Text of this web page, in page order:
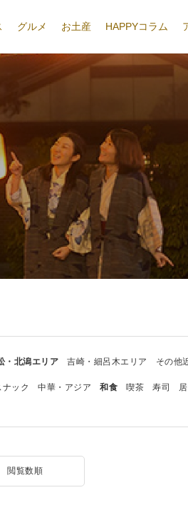
グルメ お土産 HAPPYコラム
・北潟エリア 吉崎・細呂木エリア その他
ック 中華・アジア 和食 喫茶 寿司
閲覧数順